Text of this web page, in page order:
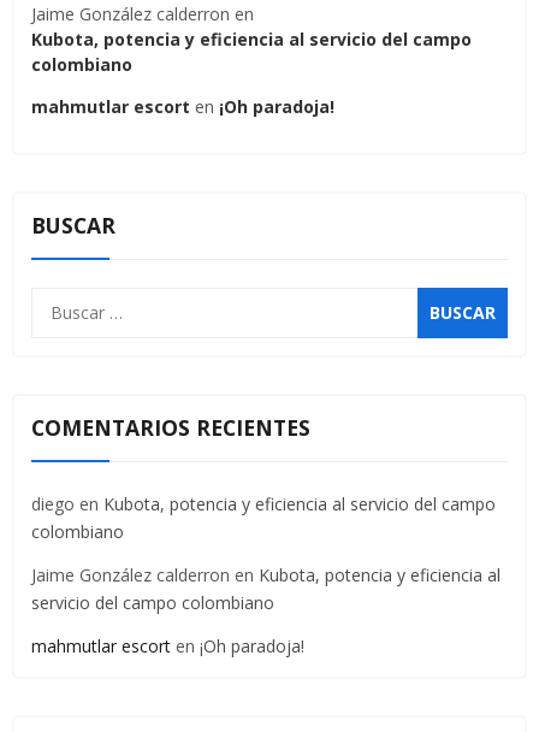
Jaime González calderron en
Kubota, potencia y eficiencia al servicio del campo
colombiano
mahmutlar escort en ¡Oh paradoja!
BUSCAR
COMENTARIOS RECIENTES
diego en Kubota, potencia y eficiencia al servicio del campo
colombiano
Jaime González calderron en Kubota, potencia y eficiencia al
servicio del campo colombiano
mahmutlar escort en ¡Oh paradoja!